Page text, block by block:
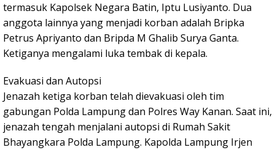
termasuk Kapolsek Negara Batin, Iptu Lusiyanto. Dua
anggota lainnya yang menjadi korban adalah Bripka
Petrus Apriyanto dan Bripda M Ghalib Surya Ganta.
Ketiganya mengalami luka tembak di kepala.
Evakuasi dan Autopsi
Jenazah ketiga korban telah dievakuasi oleh tim
gabungan Polda Lampung dan Polres Way Kanan. Saat ini,
jenazah tengah menjalani autopsi di Rumah Sakit
Bhayangkara Polda Lampung. Kapolda Lampung Irjen